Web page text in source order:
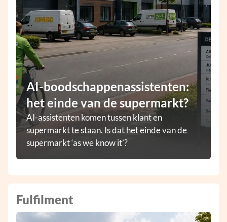
AI-boodschappenassistenten:
het einde van de supermarkt?
AI-assistenten komen tussen klant en
supermarkt te staan. Is dat het einde van de
supermarkt ‘as we know it’?
Fulfilment